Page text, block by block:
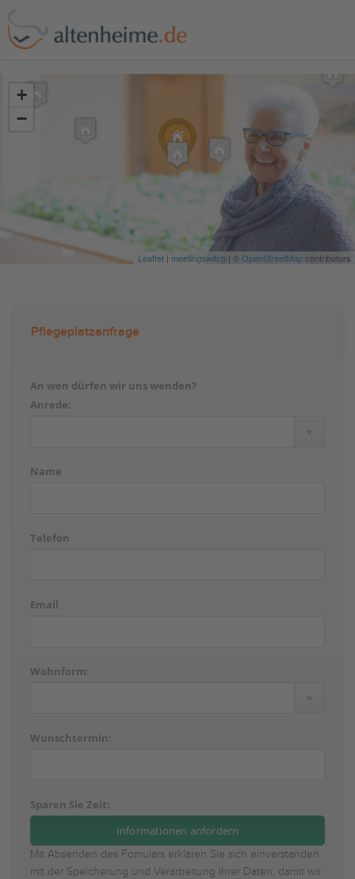
+
−
Leaflet | meetingswitch | ©OpenStreetMapcontributors
Pflegeplatzanfrage
An wen dürfen wir uns wenden?
Anrede:
Name
Telefon
Email
Wohnform:
Wunschtermin:
Sparen Sie Zeit:
Mit Absenden des Fomulars erklären Sie sich einverstanden
mit der Speicherung und Verarbeitung Ihrer Daten, damit wir